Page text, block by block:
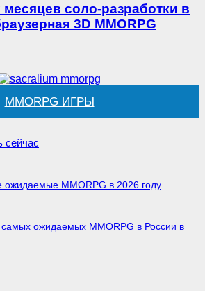
соло-разработки в
3D MMORPG
MMORPG ИГРЫ
сейчас
MMORPG в 2026 году
ожидаемых MMORPG в России в